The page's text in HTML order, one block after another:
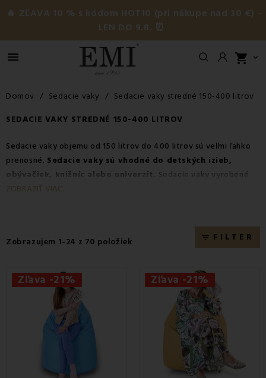
🔥 ZĽAVA 10 % s kódom HOT10 (pri nákupe nad 30 €) –
LEN DO 9.8. ⏰
 shopping_cart 
Domov Sedacie vaky
Sedacie vaky stredné 150-400 litrov
SEDACIE VAKY STREDNÉ 150-400 LITROV
Sedacie vaky objemu od 150 litrov do 400 litrov sú veľmi ľahko
prenosné. Sedacie vaky sú vhodné do detských izieb,
obývačiek, knižníc alebo univerzít. Sedacie vaky vyrobené
z eko kože a nylonu sú skvelým spoločníkom na terasu, alebo
ZOBRAZIŤ VIAC...
filter_list FILTER
Zobrazujem 1-24 z 70 položiek
Zľava -21% Zľava -21%